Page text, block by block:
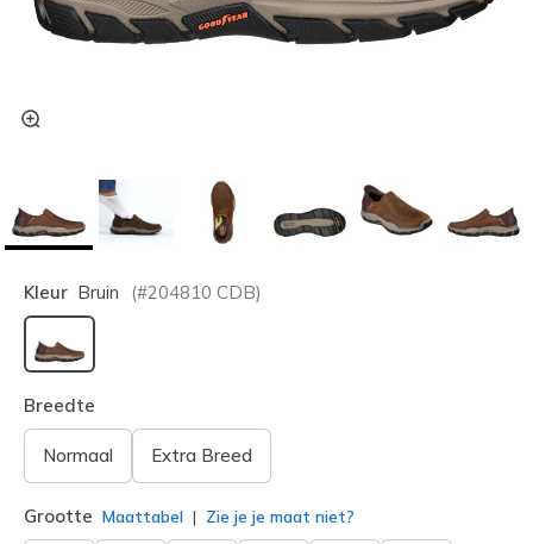
Kleur Bruin (#204810 CDB)
geselecteerd
Breedte
Normaal Extra Breed
Grootte Maattabel Zie je je maat niet?